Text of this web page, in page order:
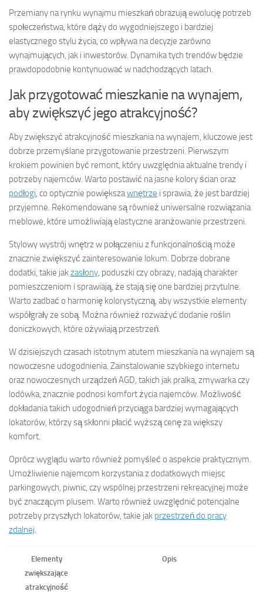
Przemiany na rynku wynajmu mieszkań obrazują ewolucję potrzeb
społeczeństwa, które dąży do wygodniejszego i bardziej
elastycznego stylu życia, co wpływa na decyzje zarówno
wynajmujących, jak i inwestorów. Dynamika tych trendów będzie
prawdopodobnie kontynuować w nadchodzących latach.
Jak przygotować mieszkanie na wynajem,
aby zwiększyć jego atrakcyjność?
Aby zwiększyć atrakcyjność mieszkania na wynajem, kluczowe jest
dobrze przemyślane przygotowanie przestrzeni. Pierwszym
krokiem powinien być remont, który uwzględnia aktualne trendy i
potrzeby najemców. Warto postawić na jasne kolory ścian oraz
podłogi , co optycznie powiększawnętrze i sprawia, że jest bardziej
przyjemne. Rekomendowane są również uniwersalne rozwiązania
meblowe, które umożliwiają elastyczne aranżowanie przestrzeni.
Stylowy wystrój wnętrz w połączeniu z funkcjonalnością może
znacznie zwiększyć zainteresowanie lokum. Dobrze dobrane
dodatki, takie jakzasłony , poduszki czy obrazy, nadają charakter
pomieszczeniom i sprawiają, że stają się one bardziej przytulne.
Warto zadbać o harmonię kolorystyczną, aby wszystkie elementy
współgrały ze sobą. Można również rozważyć dodanie roślin
doniczkowych, które ożywiają przestrzeń.
W dzisiejszych czasach istotnym atutem mieszkania na wynajem są
nowoczesne udogodnienia. Zainstalowanie szybkiego internetu
oraz nowoczesnych urządzeń AGD, takich jak pralka, zmywarka czy
lodówka, znacznie podnosi komfort życia najemców. Możliwość
dokładania takich udogodnień przyciąga bardziej wymagających
lokatorów, którzy są skłonni płacić wyższą cenę za większy
komfort.
Oprócz wyglądu warto również pomyśleć o aspekcie praktycznym.
Umożliwienie najemcom korzystania z dodatkowych miejsc
parkingowych, piwnic, czy wspólnej przestrzeni rekreacyjnej może
być znaczącym plusem. Warto również uwzględnić potencjalne
potrzeby przyszłych lokatorów, takie jak przestrzeń do pracy
zdalnej
Elementy
zwiększające
atrakcyjność
Opis